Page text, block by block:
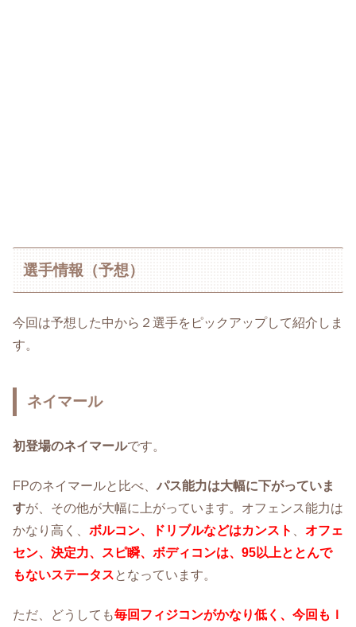
選手情報（予想）
今回は予想した中から２選手をピックアップして紹介しま
す。
ネイマール
初登場のネイマールです。
FPのネイマールと比べ、 パス能力は大幅に下がっていま
すが、その他が大幅に上がっています。オフェンス能力は
かなり高く、 ボルコン、ドリブルなどはカンスト
オフェ
セン、決定力、スピ瞬、ボディコンは、95以上ととんで
もないステータスとなっています。
ただ、どうしても毎回フィジコンがかなり低く、今回もＩ